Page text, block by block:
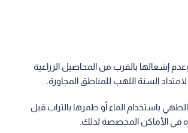
إشعالها بالقرب من المحاصيل الزراعية
السنة اللهب للمناطق المجاورة.
باستخدام الماء أو طمرها بالتراب قبل
في الأماكن المخصصة لذلك.